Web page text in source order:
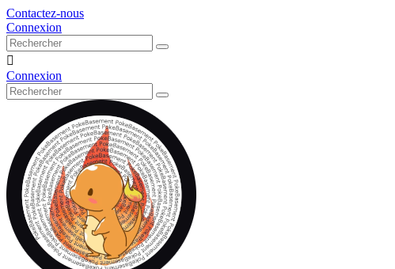
Contactez-nous
Connexion

Connexion